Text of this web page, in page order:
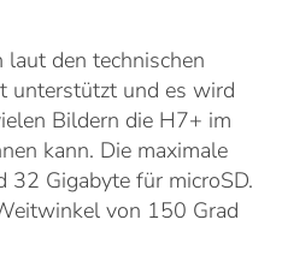
den technischen
unterstützt und es wird
Bildern die H7+ im
kann. Die maximale
32 Gigabyte für microSD.
von 150 Grad